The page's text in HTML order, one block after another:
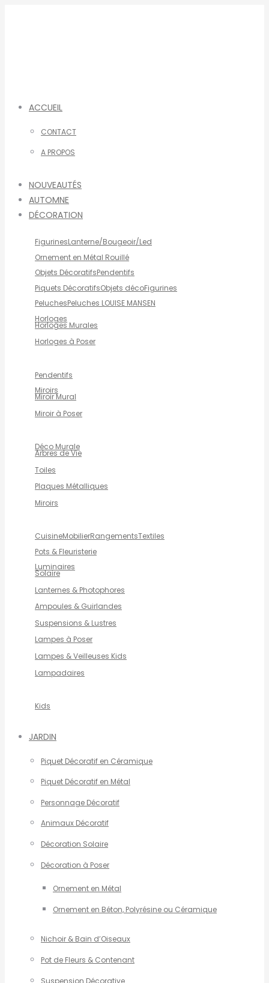
ACCUEIL
CONTACT
A PROPOS
NOUVEAUTÉS
AUTOMNE
DÉCORATION
FigurinesLanterne/Bougeoir/Led
Ornement en Métal Rouillé
Objets DécoratifsPendentifs
Piquets DécoratifsObjets décoFigurines
PeluchesPeluches LOUISE MANSEN
Horloges
Horloges Murales
Horloges à Poser
Pendentifs
Miroirs
Miroir Mural
Miroir à Poser
Déco Murale
Arbres de Vie
Toiles
Plaques Métalliques
Miroirs
CuisineMobilierRangementsTextiles
Pots & Fleuristerie
Luminaires
Solaire
Lanternes & Photophores
Ampoules & Guirlandes
Suspensions & Lustres
Lampes à Poser
Lampes & Veilleuses Kids
Lampadaires
Kids
JARDIN
Piquet Décoratif en Céramique
Piquet Décoratif en Métal
Personnage Décoratif
Animaux Décoratif
Décoration Solaire
Décoration à Poser
Ornement en Métal
Ornement en Béton, Polyrésine ou Céramique
Nichoir & Bain d’Oiseaux
Pot de Fleurs & Contenant
Suspension Décorative